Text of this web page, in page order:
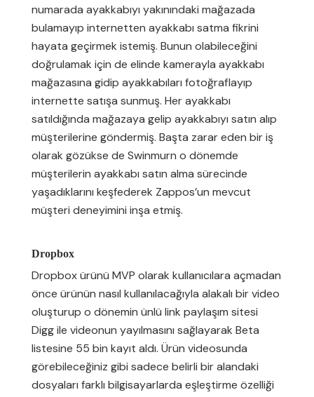
numarada ayakkabıyı yakınındaki mağazada
bulamayıp internetten ayakkabı satma fikrini
hayata geçirmek istemiş. Bunun olabileceğini
doğrulamak için de elinde kamerayla ayakkabı
mağazasına gidip ayakkabıları fotoğraflayıp
internette satışa sunmuş. Her ayakkabı
satıldığında mağazaya gelip ayakkabıyı satın alıp
müşterilerine göndermiş. Başta zarar eden bir iş
olarak gözükse de Swinmurn o dönemde
müşterilerin ayakkabı satın alma sürecinde
yaşadıklarını keşfederek Zappos’un mevcut
müşteri deneyimini inşa etmiş.
Dropbox
Dropbox ürünü MVP olarak kullanıcılara açmadan
önce ürünün nasıl kullanılacağıyla alakalı bir video
oluşturup o dönemin ünlü link paylaşım sitesi
Digg ile videonun yayılmasını sağlayarak Beta
listesine 55 bin kayıt aldı. Ürün videosunda
görebileceğiniz gibi sadece belirli bir alandaki
dosyaları farklı bilgisayarlarda eşleştirme özelliği